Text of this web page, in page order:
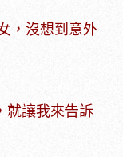
，沒想到意外
就讓我來告訴